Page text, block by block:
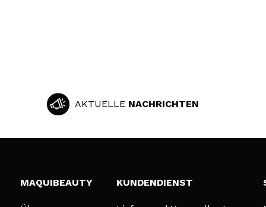
AKTUELLE NACHRICHTEN
MAQUIBEAUTY KUNDENDIENST